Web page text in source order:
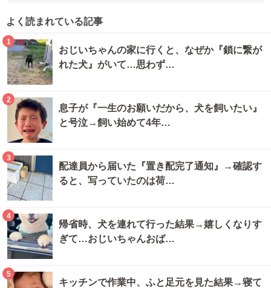
よく読まれている記事
1
おじいちゃんの家に行くと、なぜか『鎖に繋が
れた犬』がいて…思わず…
2
息子が『一生のお願いだから、犬を飼いたい』
と号泣→飼い始めて4年…
3
配達員から届いた『置き配完了通知』→確認す
ると、写っていたのは荷…
4
帰省時、犬を連れて行った結果→嬉しくなりす
ぎて…おじいちゃんおば…
5
キッチンで作業中、ふと足元を見た結果→寝て